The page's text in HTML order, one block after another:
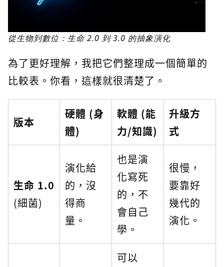
從生物到數位：生命 2.0 到 3.0 的抽象演化
為了更好理解，我把它們整理成一個簡單的
比較表。你看，這樣就很清楚了。
版本
硬體 (身
體)
軟體 (能
力/知識)
升級方
式
生命 1.0
(細菌)
演化給
的，沒
得商
量。
也是演
化寫死
的，不
會自己
學。
很慢，
要靠好
幾代的
演化。
可以